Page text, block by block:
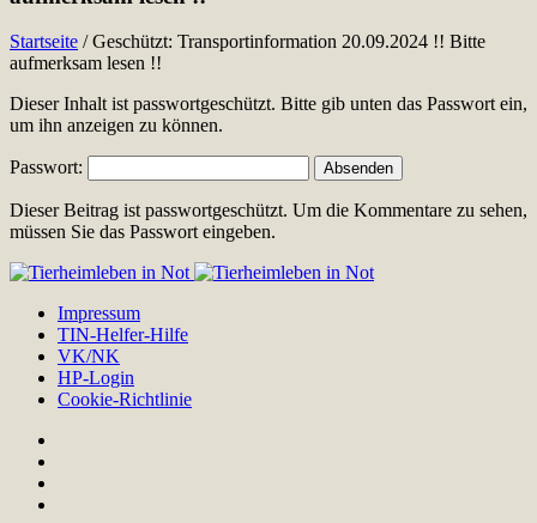
Startseite /Geschützt: Transportinformation 20.09.2024 !! Bitte
aufmerksam lesen !!
Dieser Inhalt ist passwortgeschützt. Bitte gib unten das Passwort ein,
um ihn anzeigen zu können.
Passwort:
Dieser Beitrag ist passwortgeschützt. Um die Kommentare zu sehen,
müssen Sie das Passwort eingeben.
Impressum
TIN-Helfer-Hilfe
VK/NK
HP-Login
Cookie-Richtlinie